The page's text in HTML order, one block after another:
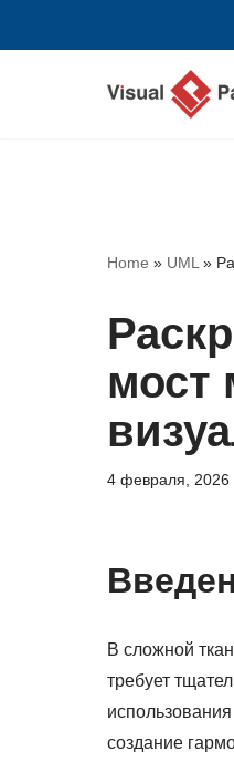
Home » UML »
мост
4 февраля, 2026
В сложной
требует
создание